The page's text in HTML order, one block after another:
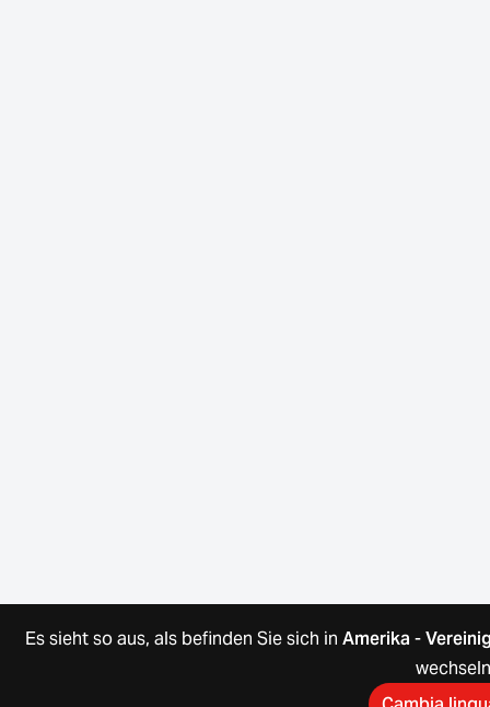
Es sieht so aus, als befinden Sie sich in Amerika -